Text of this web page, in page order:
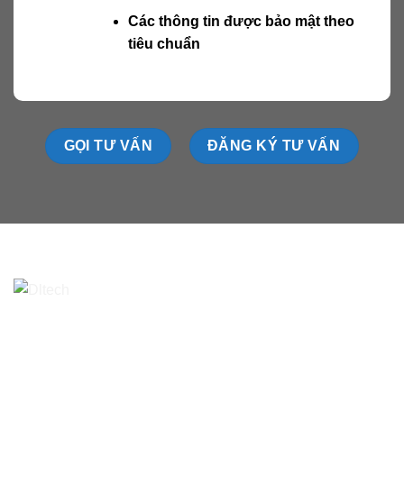
Các thông tin được bảo mật theo
tiêu chuẩn
GỌI TƯ VẤN ĐĂNG KÝ TƯ VẤN